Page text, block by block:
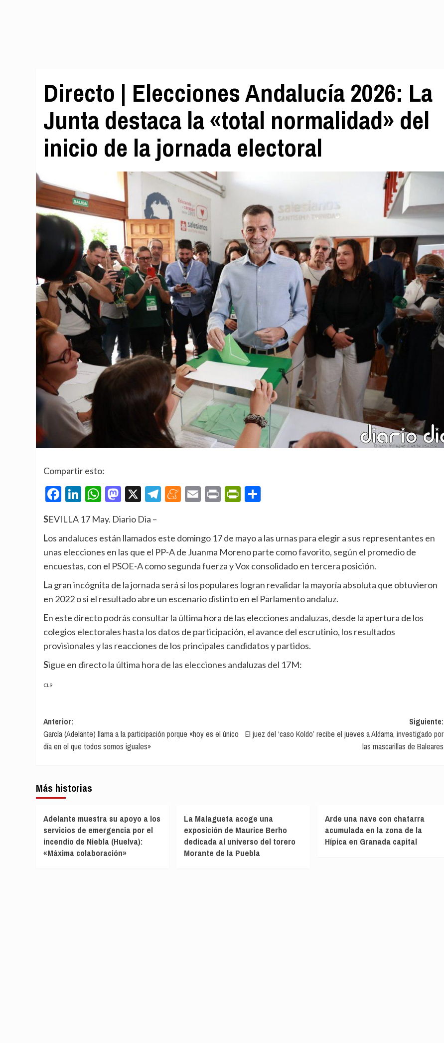
Directo | Elecciones Andalucía 2026: La
Junta destaca la «total normalidad» del
inicio de la jornada electoral
Compartir esto:
Facebook
LinkedIn
WhatsApp
Mastodon
X Telegram
Meneame
EmailPrintPrintFriendly
SEVILLA 17 May. Diario Dia –
Los andaluces están llamados este domingo 17 de mayo a las urnas para elegir a sus representantes en
unas elecciones en las que el PP-A de Juanma Moreno parte como favorito, según el promedio de
encuestas, con el PSOE-A como segunda fuerza y Vox consolidado en tercera posición.
La gran incógnita de la jornada será si los populares logran revalidar la mayoría absoluta que obtuvieron
en 2022 o si el resultado abre un escenario distinto en el Parlamento andaluz.
En este directo podrás consultar la última hora de las elecciones andaluzas, desde la apertura de los
colegios electorales hasta los datos de participación, el avance del escrutinio, los resultados
provisionales y las reacciones de los principales candidatos y partidos.
Sigue en directo la última hora de las elecciones andaluzas del 17M:
CL9
Navegación
de
entradas
Anterior:
García (Adelante) llama a la participación porque «hoy es el único
día en el que todos somos iguales»
Siguiente:
El juez del ‘caso Koldo’ recibe el jueves a Aldama, investigado por
las mascarillas de Baleares
Más historias
Adelante muestra su apoyo a los
servicios de emergencia por el
incendio de Niebla (Huelva):
«Máxima colaboración»
La Malagueta acoge una
exposición de Maurice Berho
dedicada al universo del torero
Morante de la Puebla
Arde una nave con chatarra
acumulada en la zona de la
Hípica en Granada capital